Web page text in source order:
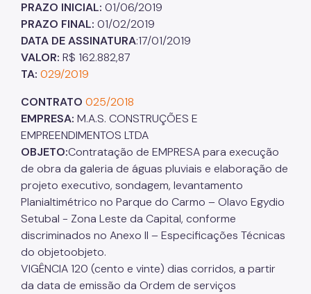
PRAZO INICIAL: 01/06/2019
PRAZO FINAL: 01/02/2019
DATA DE ASSINATURA:17/01/2019
VALOR: R$ 162.882,87
TA: 029/2019
CONTRATO 025/2018
EMPRESA: M.A.S. CONSTRUÇÕES E
EMPREENDIMENTOS LTDA
OBJETO:Contratação de EMPRESA para execução
de obra da galeria de águas pluviais e elaboração de
projeto executivo, sondagem, levantamento
Planialtimétrico no Parque do Carmo – Olavo Egydio
Setubal - Zona Leste da Capital, conforme
discriminados no Anexo II – Especificações Técnicas
do objetoobjeto.
VIGÊNCIA 120 (cento e vinte) dias corridos, a partir
da data de emissão da Ordem de serviços